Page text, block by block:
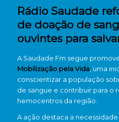
Rádio Saudade
de doação de
ouvintes para
A Saudade Fm segue
Mobilização pela Vida, uma
conscientizar a população
de sangue e contribuir para o
hemocentros da região.
A ação destaca a